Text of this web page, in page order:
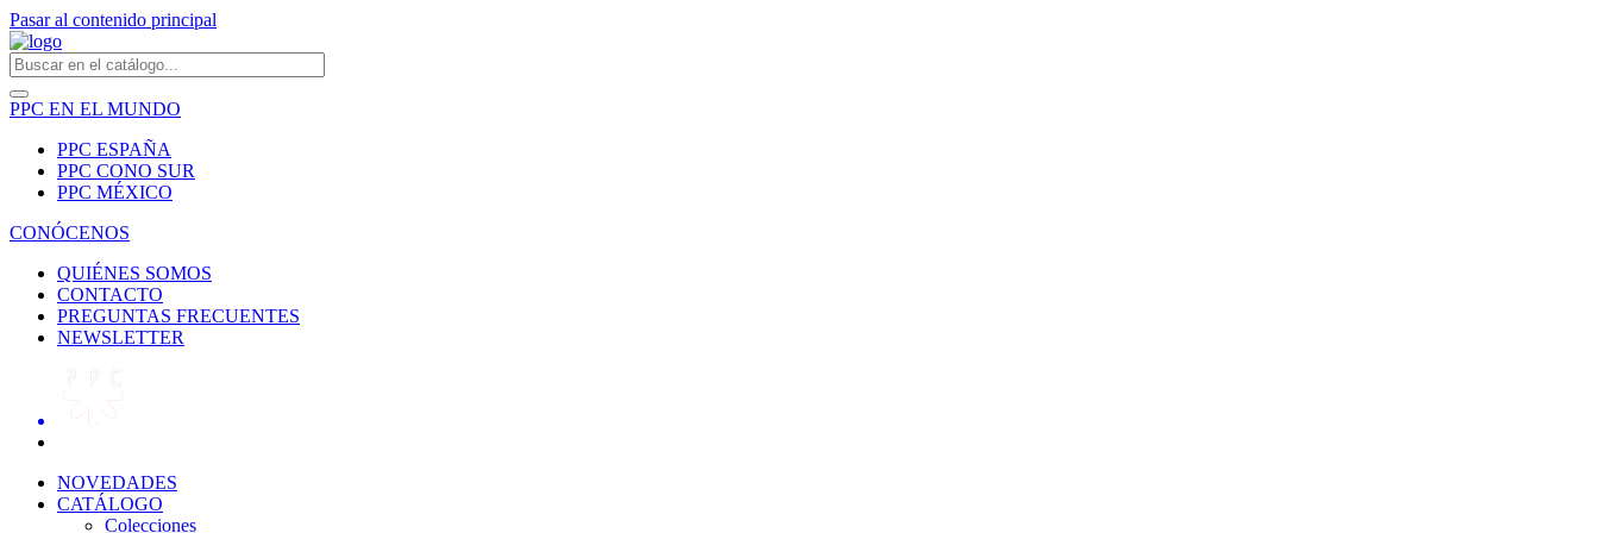
Pasar al contenido principal
PPC EN EL MUNDO
PPC ESPAÑA
PPC CONO SUR
PPC MÉXICO
CONÓCENOS
QUIÉNES SOMOS
CONTACTO
PREGUNTAS FRECUENTES
NEWSLETTER
NOVEDADES
CATÁLOGO
Colecciones